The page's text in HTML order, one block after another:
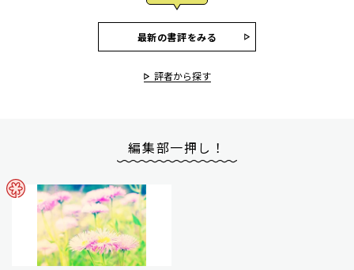
最新の書評をみる
評者から探す
編集部一押し！